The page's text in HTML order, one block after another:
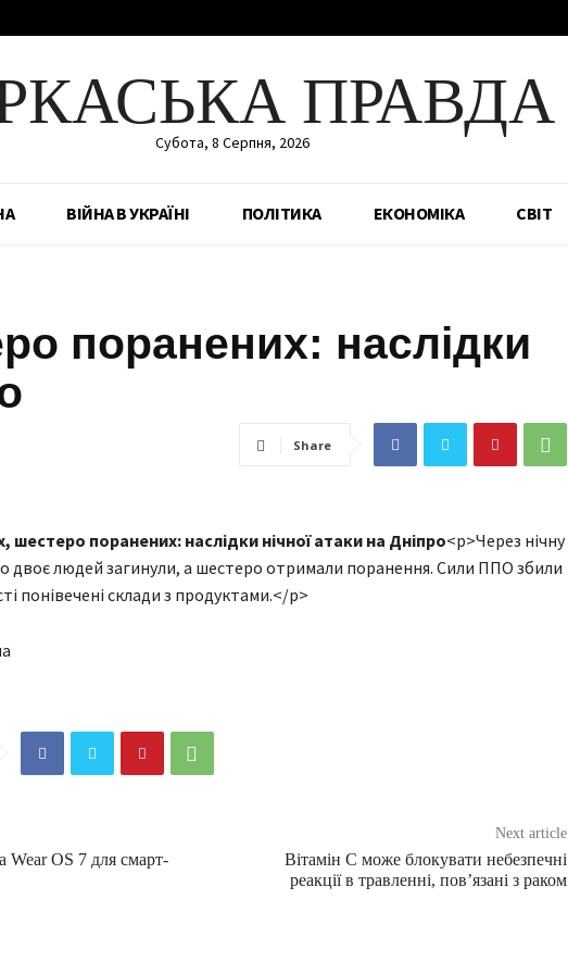
ПРАВДА
Субота, 8 Серпня, 2026
ВІЙНА В УКРАЇНІ ПОЛІТИКА ЕКОНОМІКА СВІТ
поранених: наслідки
Share
шестеро поранених: наслідки нічної атаки на Дніпро<p>Через нічну
двоє людей загинули, а шестеро отримали поранення. Сили ППО збили
понівечені склади з продуктами.</p>
Wear OS 7 для смарт-
Next article
Вітамін C може блокувати небезпечні
реакції в травленні, пов’язані з раком